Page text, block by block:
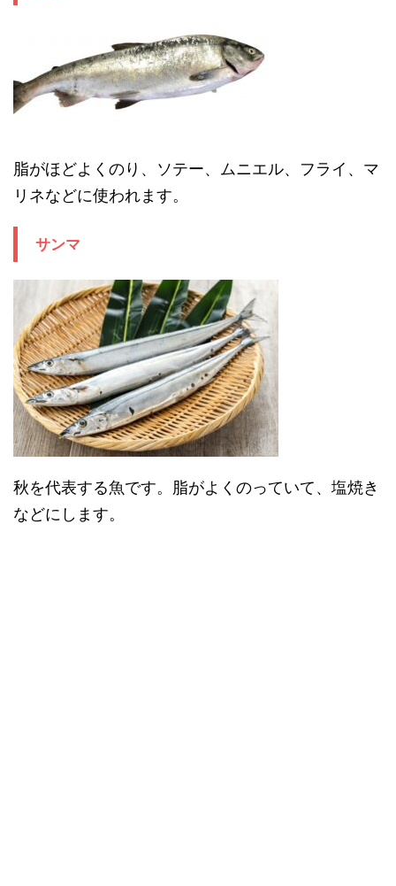
脂がほどよくのり、ソテー、ムニエル、フライ、マ
リネなどに使われます。
サンマ
秋を代表する魚です。脂がよくのっていて、塩焼き
などにします。